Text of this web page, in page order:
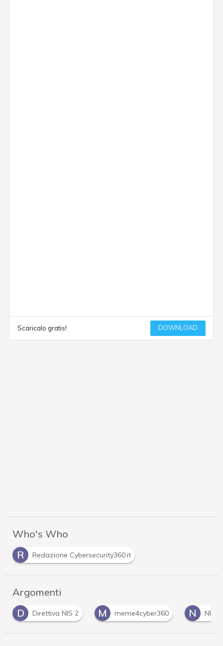
Scaricalo gratis! DOWNLOAD
Who's Who
R
Redazione Cybersecurity360.it
Argomenti
M
meme4cyber360 N NIS S SIEM S